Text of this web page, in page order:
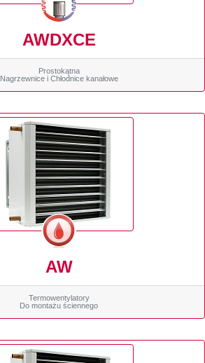
AWDXCE
Prostokątna
Nagrzewnice i Chłodnice kanałowe
AW
Termowentylatory
Do montażu ściennego